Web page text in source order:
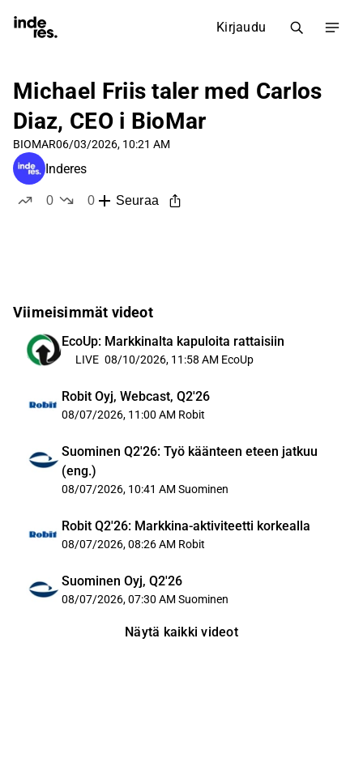
Kirjaudu
Michael Friis taler med Carlos
Diaz, CEO i BioMar
BIOMAR06/03/2026, 10:21 AM
Inderes
0
0
Seuraa
Viimeisimmät videot
EcoUp: Markkinalta kapuloita rattaisiin
LIVE 08/10/2026, 11:58 AM EcoUp
Robit Oyj, Webcast, Q2'26
08/07/2026, 11:00 AM Robit
Suominen Q2'26: Työ käänteen eteen jatkuu
(eng.)
08/07/2026, 10:41 AM Suominen
Robit Q2'26: Markkina-aktiviteetti korkealla
08/07/2026, 08:26 AM Robit
Suominen Oyj, Q2'26
08/07/2026, 07:30 AM Suominen
Näytä kaikki videot